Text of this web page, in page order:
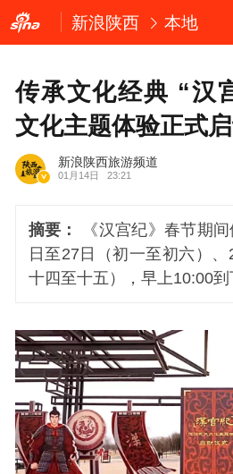
新浪陕西 本地
传承文化经典 “汉
文化主题体验正式
新浪陕西旅游频道
01月14日 23:21
摘要：
《汉宫纪》春节期
日至27日（初一至初六）
十四至十五），早上10:00到